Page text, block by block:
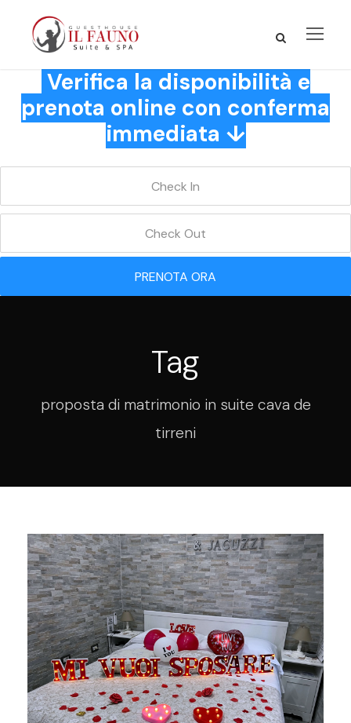
Verifica la disponibilità e
prenota online con conferma
immediata ↓
PRENOTA ORA
Tag
proposta di matrimonio in suite cava de
tirreni